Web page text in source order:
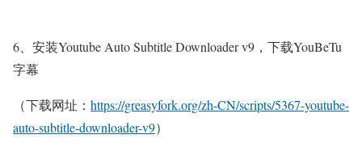
6、安装Youtube Auto Subtitle Downloader v9，下载YouBeTu
字幕
（下载网址： https://greasyfork.org/zh-CN/scripts/5367-youtube-
auto-subtitle-downloader-v9）